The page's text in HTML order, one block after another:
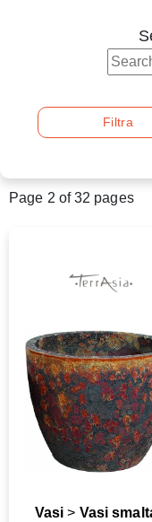
Filtra
Page 2 of 32 pages
Vasi > Vasi